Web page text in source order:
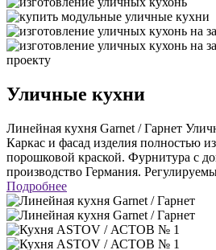
Уличные кухни
Линейная кухня Garnet / Гарнет
Каркас и фасад изделия полностью
порошковой краской. Фурнитура с
производство Германия.
Подробнее